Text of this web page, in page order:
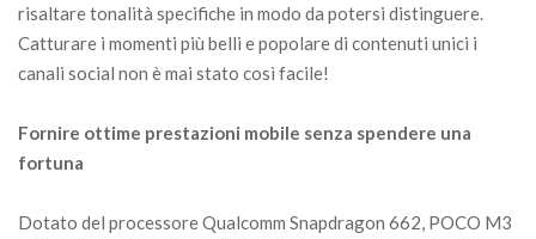
risaltare tonalità specifiche in modo da potersi distinguere.
Catturare i momenti più belli e popolare di contenuti unici i
canali social non è mai stato così facile!
Fornire ottime prestazioni mobile senza spendere una
fortuna
Dotato del processore Qualcomm Snapdragon 662, POCO M3